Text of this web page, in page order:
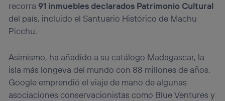
recorra91 inmuebles declarados Patrimonio Cultural
del país, incluido el Santuario Histórico de Machu
Picchu.
Asimismo, ha añadido a su catálogo Madagascar, la
isla más longeva del mundo con 88 millones de años.
Google emprendió el viaje de mano de algunas
asociaciones conservacionistas como Blue Ventures y